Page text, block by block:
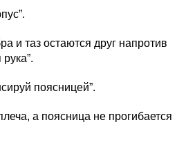
и таз остаются друг напротив
поясницей”.
а поясница не прогибается